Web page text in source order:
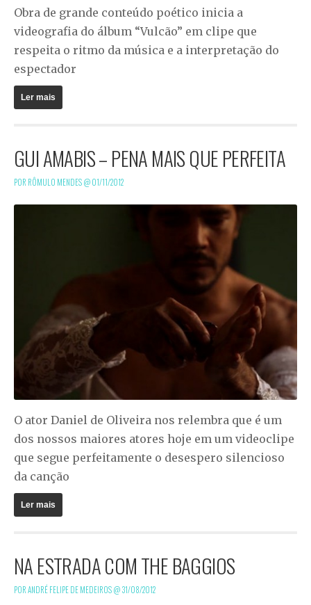
Obra de grande conteúdo poético inicia a
videografia do álbum “Vulcão” em clipe que
respeita o ritmo da música e a interpretação do
espectador
Ler mais
GUI AMABIS – PENA MAIS QUE PERFEITA
POR RÔMULO MENDES @01/11/2012
O ator Daniel de Oliveira nos relembra que é um
dos nossos maiores atores hoje em um videoclipe
que segue perfeitamente o desespero silencioso
da canção
Ler mais
NA ESTRADA COM THE BAGGIOS
POR ANDRÉ FELIPE DE MEDEIROS @31/08/2012